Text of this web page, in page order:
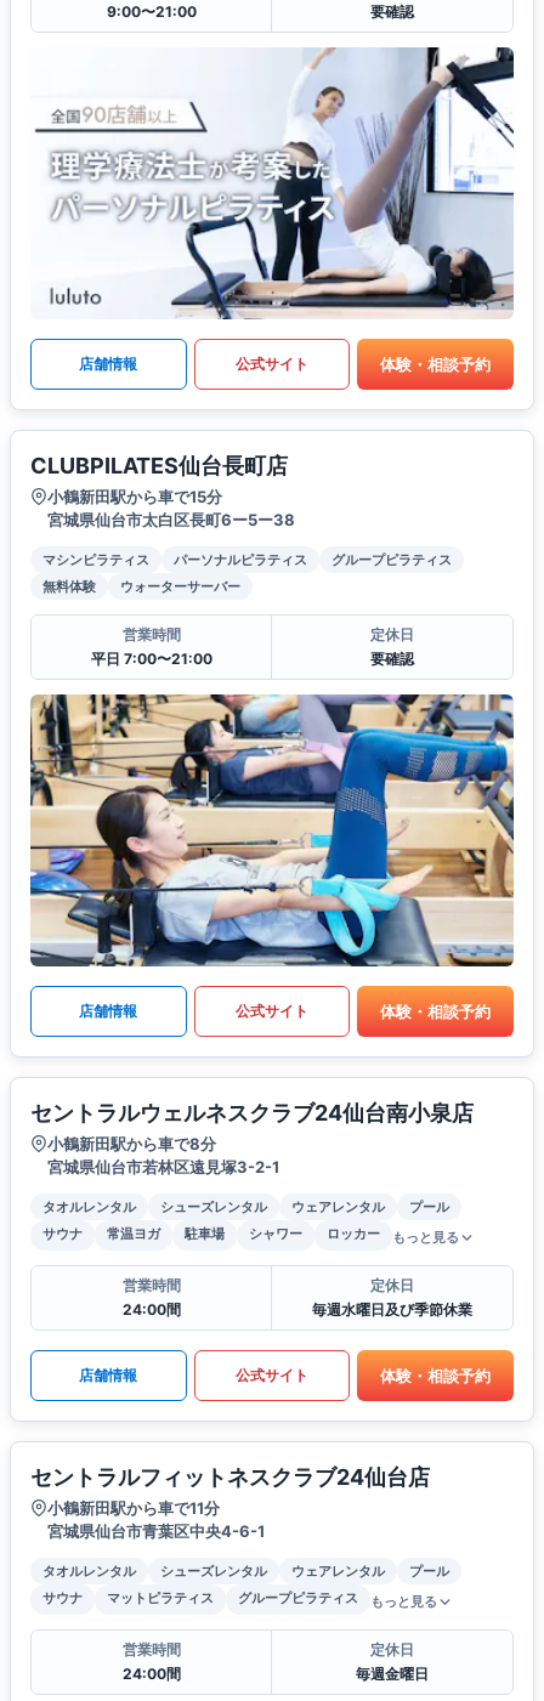
9:00〜21:00
要確認
店舗情報 公式サイト 体験・相談予約
CLUBPILATES仙台長町店
小鶴新田駅から車で15分
宮城県仙台市太白区長町6ー5ー38
マシンピラティス パーソナルピラティス
グループピラティス
無料体験
ウォーターサーバー
営業時間
平日 7:00〜21:00
定休日
要確認
店舗情報 公式サイト 体験・相談予約
セントラルウェルネスクラブ24仙台南小泉店
小鶴新田駅から車で8分
宮城県仙台市若林区遠見塚3-2-1
タオルレンタル シューズレンタル ウェアレンタル
プール
サウナ
常温ヨガ 駐車場 シャワー ロッカー もっと見る
営業時間
24:00間
定休日
毎週水曜日及び季節休業
店舗情報 公式サイト 体験・相談予約
セントラルフィットネスクラブ24仙台店
小鶴新田駅から車で11分
宮城県仙台市青葉区中央4-6-1
タオルレンタル シューズレンタル ウェアレンタル
プール
サウナ
マットピラティス グループピラティス もっと見る
営業時間
24:00間
定休日
毎週金曜日